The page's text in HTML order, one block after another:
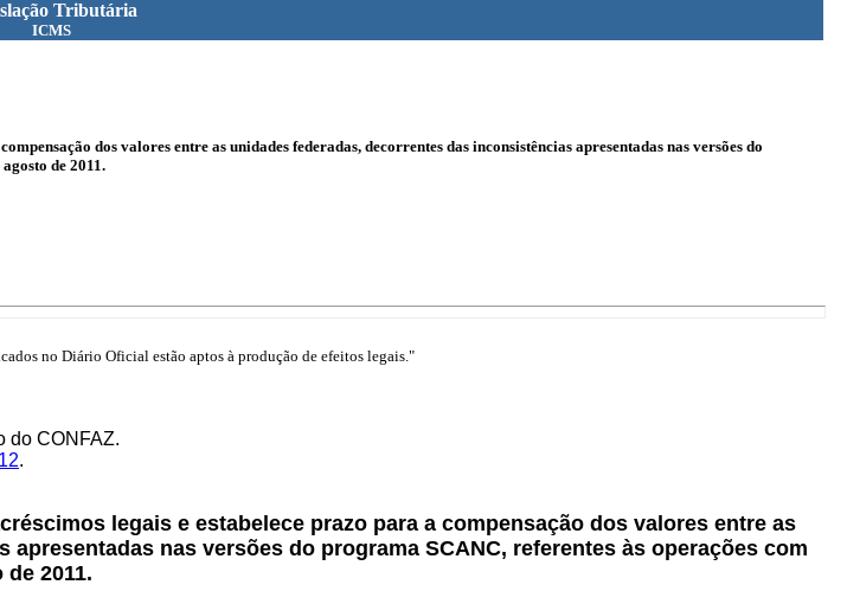
Tributária
ICMS
dos valores entre as unidades federadas, decorrentes das inconsistências apresentadas nas versões do
de 2011.
no Diário Oficial estão aptos à produção de efeitos legais."
do CONFAZ.
.
legais e estabelece prazo para a compensação dos valores entre as
nas versões do programa SCANC, referentes às operações com
2011.